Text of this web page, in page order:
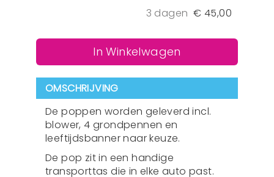
3 dagen € 45,00
In Winkelwagen
OMSCHRIJVING
De poppen worden geleverd incl.
blower, 4 grondpennen en
leeftijdsbanner naar keuze.
De pop zit in een handige
transporttas die in elke auto past.